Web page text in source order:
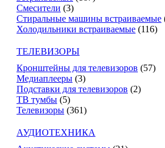
Смесители (3)
Стиральные машины встраиваемые
Холодильники встраиваемые (116)
ТЕЛЕВИЗОРЫ
Кронштейны для телевизоров (57)
Медиаплееры (3)
Подставки для телевизоров (2)
ТВ тумбы (5)
Телевизоры (361)
АУДИОТЕХНИКА